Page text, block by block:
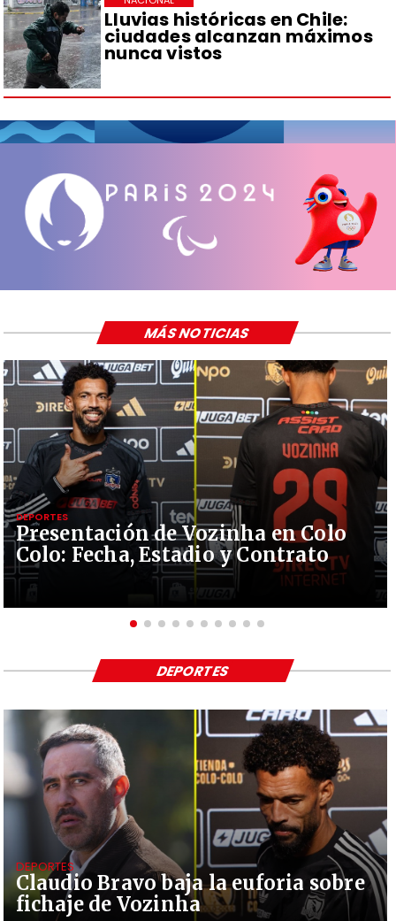
Lluvias históricas en Chile:
ciudades alcanzan máximos
nunca vistos
Presentación de Vozinha en Colo
Colo: Fecha, Estadio y Contrato
DEPORTES
MÁS NOTICIAS
Claudio Bravo baja la euforia sobre
fichaje de Vozinha
DEPORTES
DEPORTES